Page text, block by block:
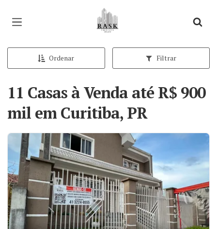
Página inicial
Ordenar Filtrar
11 Casas à Venda até R$ 900
mil em Curitiba, PR